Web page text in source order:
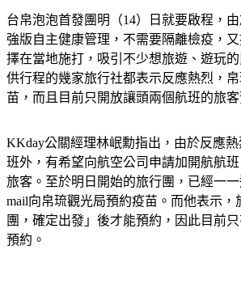
台帛泡泡首發團明（14）日就要啟程，
強版自主健康管理，不需要隔離檢疫，
擇在當地施打，吸引不少想旅遊、遊玩
供行程的幾家旅行社都表示反應熱烈，
苗，而且目前只開放讓頭兩個航班的旅客
KKday公關經理林岷勳指出，由於反應
班外，有希望向航空公司申請加開航航
旅客。至於明日開始的旅行團，已經一
mail向帛琉觀光局預約疫苗。而他表示，
團，確定出發」後才能預約，因此目前
預約。